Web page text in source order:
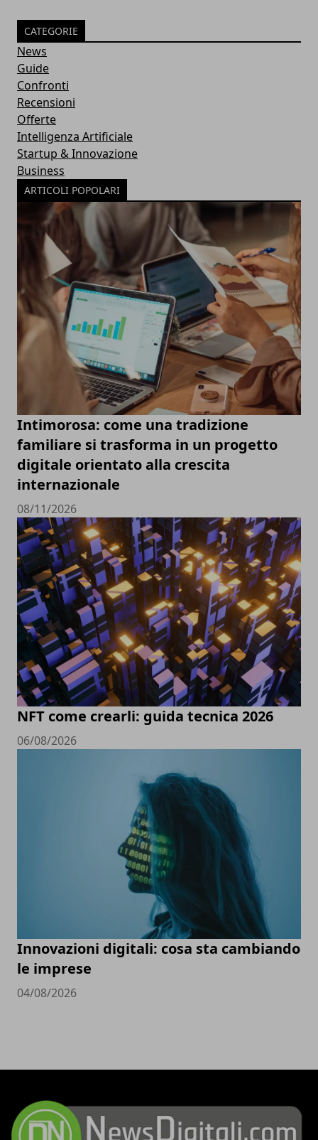
CATEGORIE
News
Guide
Confronti
Recensioni
Offerte
Intelligenza Artificiale
Startup & Innovazione
Business
ARTICOLI POPOLARI
Intimorosa: come una tradizione
familiare si trasforma in un progetto
digitale orientato alla crescita
internazionale
08/11/2026
NFT come crearli: guida tecnica 2026
06/08/2026
Innovazioni digitali: cosa sta cambiando
le imprese
04/08/2026